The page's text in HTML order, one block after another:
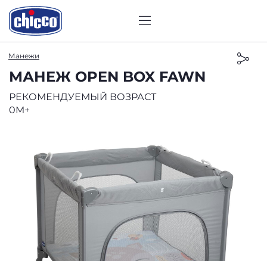
Манежи
МАНЕЖ OPEN BOX FAWN
РЕКОМЕНДУЕМЫЙ ВОЗРАСТ
0M+